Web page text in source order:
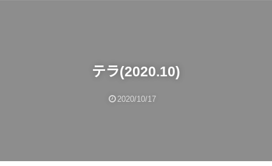
テラ(2020.10)
2020/10/17